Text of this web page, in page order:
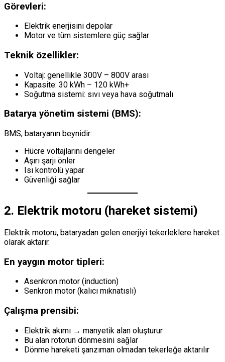
Görevleri:
Elektrik enerjisini depolar
Motor ve tüm sistemlere güç sağlar
Teknik özellikler:
Voltaj: genellikle 300V – 800V arası
Kapasite: 30 kWh – 120 kWh+
Soğutma sistemi: sıvı veya hava soğutmalı
Batarya yönetim sistemi (BMS):
BMS, bataryanın beynidir:
Hücre voltajlarını dengeler
Aşırı şarjı önler
Isı kontrolü yapar
Güvenliği sağlar
2. Elektrik motoru (hareket sistemi)
Elektrik motoru, bataryadan gelen enerjiyi tekerleklere hareket
olarak aktarır.
En yaygın motor tipleri:
Asenkron motor (induction)
Senkron motor (kalıcı mıknatıslı)
Çalışma prensibi:
Elektrik akımı → manyetik alan oluşturur
Bu alan rotorun dönmesini sağlar
Dönme hareketi şanzıman olmadan tekerleğe aktarılır